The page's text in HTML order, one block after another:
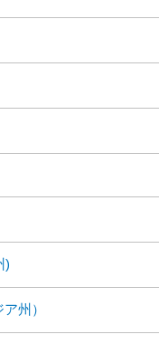
)
州）